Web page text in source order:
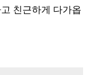
친근하게 다가옵